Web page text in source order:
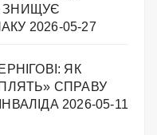
ЗНИЩУЄ
2026-05-27
ЯК
СПРАВУ
2026-05-11